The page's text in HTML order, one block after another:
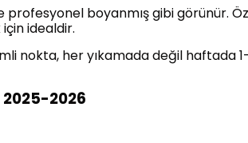
boyanmış gibi görünür.
idealdir.
nokta, her yıkamada değil haftada
2026